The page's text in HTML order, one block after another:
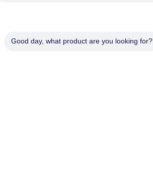
Good day, what product are you looking for?